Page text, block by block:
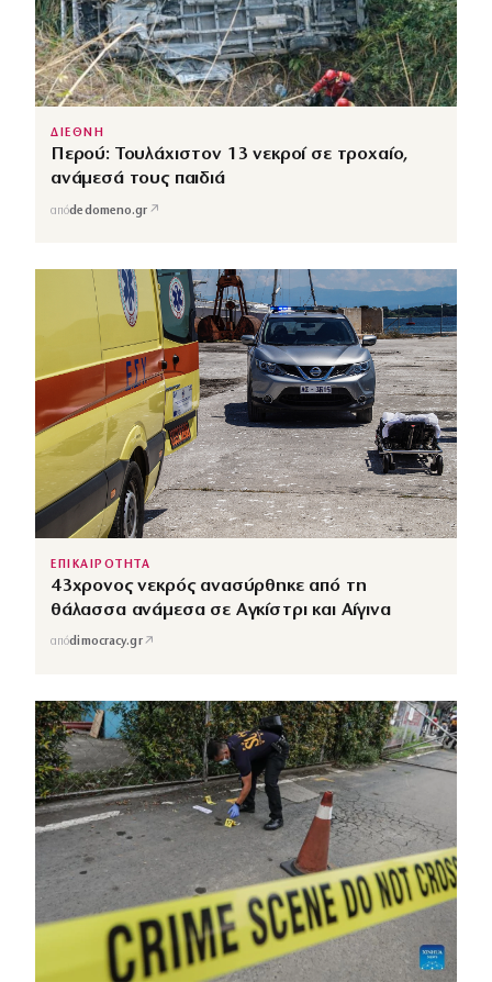
ΔΙΕΘΝΗ
Περού: Τουλάχιστον 13 νεκροί σε τροχαίο,
ανάμεσά τους παιδιά
απόdedomeno.gr ↗
ΕΠΙΚΑΙΡΟΤΗΤΑ
43χρονος νεκρός ανασύρθηκε από τη
θάλασσα ανάμεσα σε Αγκίστρι και Αίγινα
απόdimocracy.gr↗